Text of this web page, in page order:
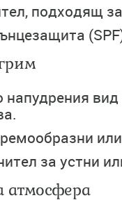
подходящ
напудрения
за устни
атмосфера